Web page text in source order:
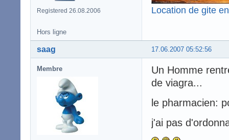
Registered 26.08.2006 Location de gite
Hors ligne
17.06.2007 05:52:56
saag
Membre
Un Homme
de viagra...
le pharmacien:
j'ai pas